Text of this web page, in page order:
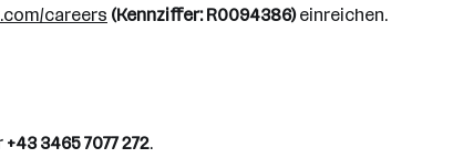
careers (Kennziffer: R0094386)einreichen.
+43 3465 7077 272.